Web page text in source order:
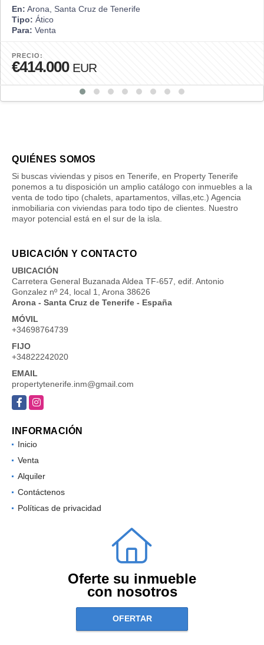
En: Arona, Santa Cruz de Tenerife
Tipo: Ático
Para: Venta
PRECIO:
€414.000 EUR
QUIÉNES SOMOS
Si buscas viviendas y pisos en Tenerife, en Property Tenerife
ponemos a tu disposición un amplio catálogo con inmuebles a la
venta de todo tipo (chalets, apartamentos, villas,etc.) Agencia
inmobiliaria con viviendas para todo tipo de clientes. Nuestro
mayor potencial está en el sur de la isla.
UBICACIÓN Y CONTACTO
UBICACIÓN
Carretera General Buzanada Aldea TF-657, edif. Antonio
Gonzalez nº 24, local 1, Arona 38626
Arona - Santa Cruz de Tenerife - España
MÓVIL
+34698764739
FIJO
+34822242020
EMAIL
propertytenerife.inm@gmail.com
FacebookInstagram
INFORMACIÓN
Inicio
Venta
Alquiler
Contáctenos
Políticas de privacidad
Oferte su inmueble
con nosotros
OFERTAR